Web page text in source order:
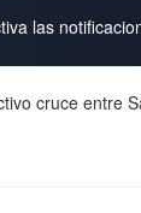
las
cruce entre